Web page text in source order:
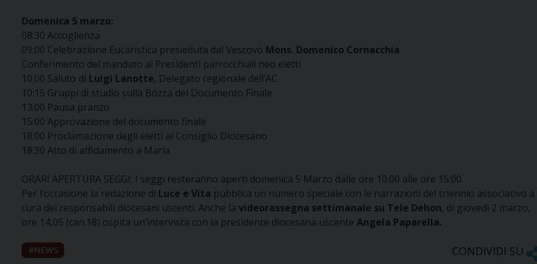
Domenica 5 marzo:
08:30 Accoglienza
09:00 Celebrazione Eucaristica presieduta dal Vescovo Mons. Domenico Cornacchia
Conferimento del mandato ai Presidenti parrocchiali neo eletti
10:00 Saluto di Luigi Lanotte, Delegato regionale dell’AC
10:15 Gruppi di studio sulla Bozza del Documento Finale
13:00 Pausa pranzo
15:00 Approvazione del documento finale
18:00 Proclamazione degli eletti al Consiglio Diocesano
18:30 Atto di affidamento a Maria
ORARI APERTURA SEGGI: I seggi resteranno aperti domenica 5 Marzo dalle ore 10:00 alle ore 15:00.
Per l’occasione la redazione di Luce e Vita pubblica un numero speciale con le narrazioni del triennio associativo a
cura dei responsabili diocesani uscenti. Anche la videorassegna settimanale su Tele Dehon, di giovedì 2 marzo,
ore 14,05 (can.18) ospita un’intervista con la presidente diocesana uscente Angela Paparella.
NEWS CONDIVIDI SU